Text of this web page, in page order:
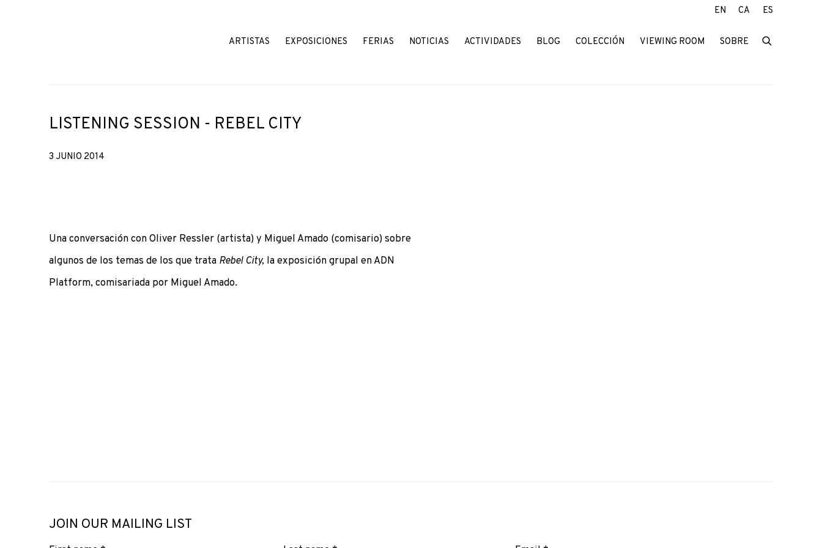
ARTISTAS EXPOSICIONES FERIAS NOTICIAS ACTIVIDADES BLOG COLECCIÓN VIEWING ROOM SOBRE
EN CA ES
LISTENING SESSION - REBEL CITY
3 JUNIO 2014
Una conversación con Oliver Ressler (artista) y Miguel Amado (comisario) sobre
algunos de los temas de los que trata Rebel City, la exposición grupal en ADN
Platform, comisariada por Miguel Amado.
JOIN OUR MAILING LIST